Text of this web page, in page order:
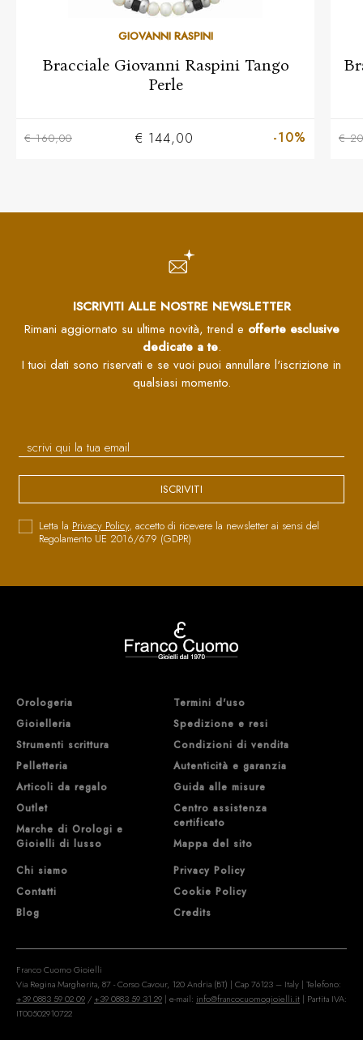
GIOVANNI RASPINI
Bracciale Giovanni Raspini Tango
Perle
€ 160,00 € 144,00 -10% €
ISCRIVITI ALLE NOSTRE NEWSLETTER
Rimani aggiornato su ultime novità, trend e offerte esclusive
dedicate a te.
I tuoi dati sono riservati e se vuoi puoi annullare l'iscrizione in
qualsiasi momento.
ISCRIVITI
Letta la Privacy Policy, accetto di ricevere la newsletter ai sensi del
Regolamento UE 2016/679 (GDPR)
Orologeria
Gioielleria
Strumenti scrittura
Pelletteria
Articoli da regalo
Outlet
Marche di Orologi e
Gioielli di lusso
Chi siamo
Contatti
Blog
Termini d'uso
Spedizione e resi
Condizioni di vendita
Autenticità e garanzia
Guida alle misure
Centro assistenza
certificato
Mappa del sito
Privacy Policy
Cookie Policy
Credits
Franco Cuomo Gioielli
Via Regina Margherita, 87 - Corso Cavour, 120 Andria (BT) | Cap 76123 – Italy | Telefono:
+39 0883 59 02 09 / +39 0883 59 31 29 | e-mail: info@francocuomogioielli.it | Partita IVA:
IT00502910722